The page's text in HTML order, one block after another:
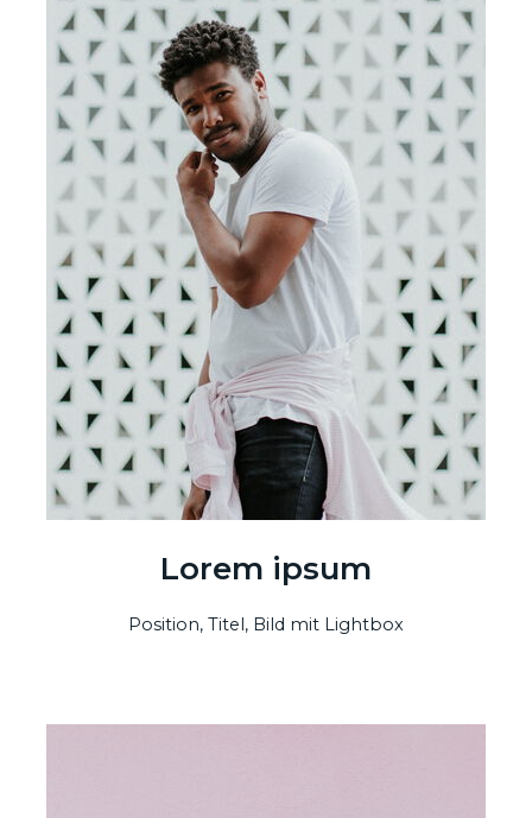
Lorem ipsum
Position, Titel, Bild mit Lightbox